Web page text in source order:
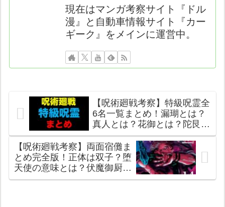
現在はマンガ考察サイト『ドル
漫』と自動車情報サイト『カー
ギーク』をメインに運営中。
【呪術廻戦考察】特級呪霊全
6名一覧まとめ！漏瑚とは？
真人とは？花御とは？陀艮と
は？黒沐死とは？【特級仮想
怨霊】
【呪術廻戦考察】両面宿儺ま
とめ完全版！正体は双子？堕
天使の意味とは？伏魔御厨子
とは？目的は伏黒恵？裏梅は